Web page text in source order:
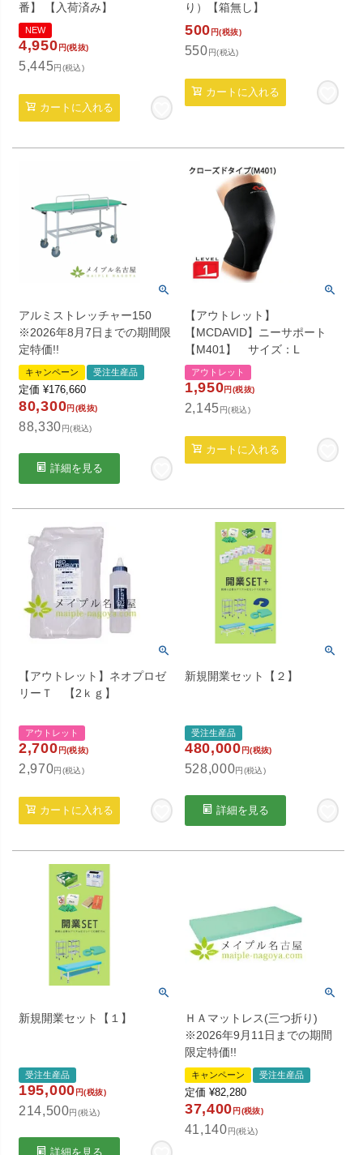
番】 【入荷済み】
NEW
4,950 円(税抜)
5,445円(税込)
カートに入れる
り）【箱無し】
500 円(税抜)
550 円(税込)
カートに入れる
アルミストレッチャー150
※2026年8月7日までの期間限
定特価!!
キャンペーン 受注生産品
定価 ¥176,660
80,300円(税抜)
88,330 円(税込)
詳細を見る
【アウトレット】
【MCDAVID】ニーサポート
【M401】 サイズ：L
アウトレット
1,950円(税抜)
2,145 円(税込)
カートに入れる
【アウトレット】ネオプロゼ
リーＴ 【2ｋｇ】
アウトレット
2,700 円(税抜)
2,970円(税込)
カートに入れる
新規開業セット【２】
受注生産品
480,000 円(税抜)
528,000円(税込)
詳細を見る
新規開業セット【１】
受注生産品
195,000 円(税抜)
214,500円(税込)
詳細を見る
ＨＡマットレス(三つ折り)
※2026年9月11日までの期間
限定特価!!
キャンペーン 受注生産品
定価 ¥82,280
37,400 円(税抜)
41,140 円(税込)